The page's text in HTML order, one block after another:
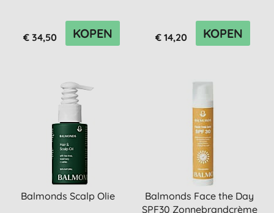
€ 34,50 KOPEN € 14,20 KOPEN
Balmonds Scalp Olie
Balmonds Face the Day
SPF30 Zonnebrandcrème